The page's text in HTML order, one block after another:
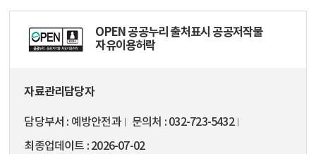
OPEN 공공누리 출처표시 공공저작물
자유이용허락
자료관리담당자
담당부서 예방안전과 문의처
032-723-5432
최종업데이트
2026-07-02